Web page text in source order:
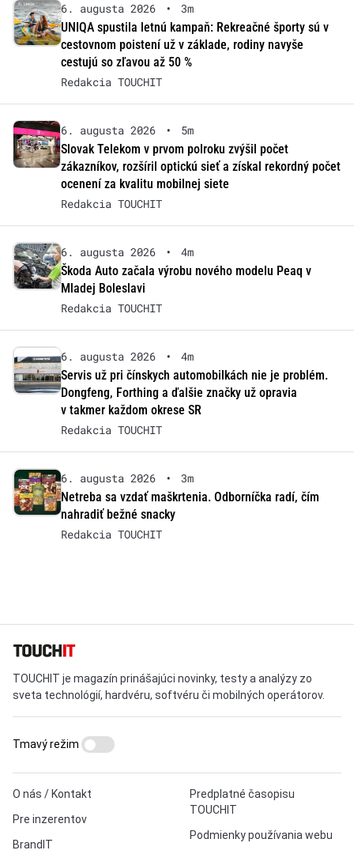
6. augusta 2026 •
3m
UNIQA spustila letnú kampaň: Rekreačné športy sú v
cestovnom poistení už v základe, rodiny navyše
cestujú so zľavou až 50 %
Redakcia TOUCHIT
6. augusta 2026 •
5m
Slovak Telekom v prvom polroku zvýšil počet
zákazníkov, rozšíril optickú sieť a získal rekordný počet
ocenení za kvalitu mobilnej siete
Redakcia TOUCHIT
6. augusta 2026 •
4m
Škoda Auto začala výrobu nového modelu Peaq v
Mladej Boleslavi
Redakcia TOUCHIT
6. augusta 2026 •
4m
Servis už pri čínskych automobilkách nie je problém.
Dongfeng, Forthing a ďalšie značky už opravia
v takmer každom okrese SR
Redakcia TOUCHIT
6. augusta 2026 •
3m
Netreba sa vzdať maškrtenia. Odborníčka radí, čím
nahradiť bežné snacky
Redakcia TOUCHIT
TOUCHIT je magazín prinášajúci novinky, testy a analýzy zo
sveta technológií, hardvéru, softvéru či mobilných operátorov.
O nás / Kontakt
Pre inzerentov
BrandIT
Predplatné časopisu
TOUCHIT
Podmienky používania webu
Tmavý režim